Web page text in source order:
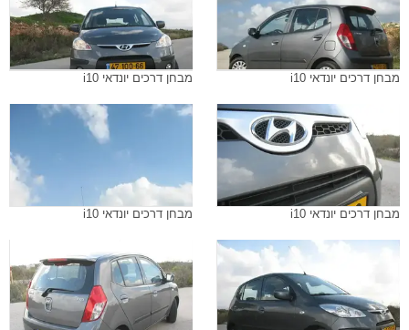
מבחן דרכים יונדאי i10 מבחן דרכים יונדאי i10
מבחן דרכים יונדאי i10 מבחן דרכים יונדאי i10